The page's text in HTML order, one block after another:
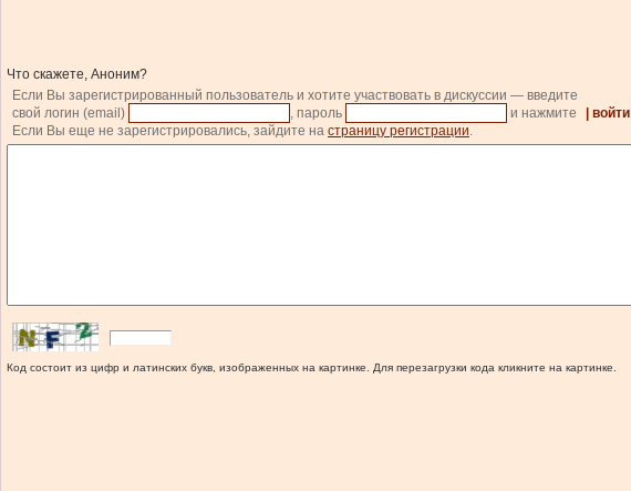
Что скажете, Аноним?
Если Вы зарегистрированный пользователь и хотите участвовать в дискуссии — введите
свой логин (email)
, пароль и нажмите | войти |
Если Вы еще не зарегистрировались, зайдите на страницу регистрации.
Код состоит из цифр и латинских букв, изображенных на картинке. Для перезагрузки кода кликните на картинке.